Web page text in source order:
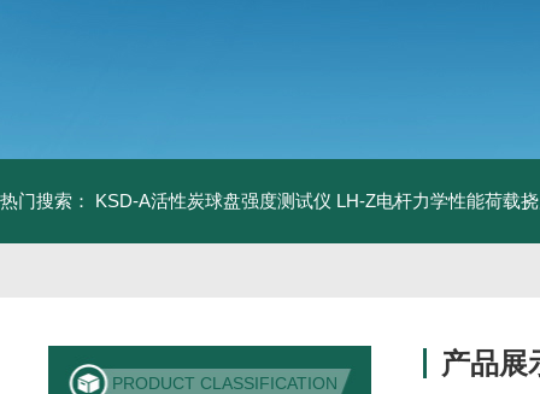
热门搜索： KSD-A活性炭球盘强度测试仪 LH-Z电杆力学性能荷载
PRODUCT CLASSIFICATION
产品展